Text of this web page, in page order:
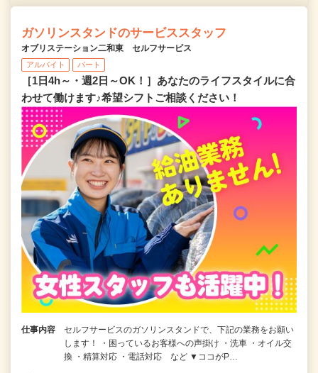
ガソリンスタンドのサービススタッフ
オブリステーション二和東 セルフサービス
アルバイト パート
［1日4h～・週2日～OK！］あなたのライフスタイルに合
わせて働けます♪希望シフトご相談ください！
仕事内容
セルフサービスのガソリンスタンドで、下記の業務をお願い
します！ ・困っているお客様への声掛け ・洗車 ・オイル交
換 ・精算対応 ・電話対応 など ▼ココがP…